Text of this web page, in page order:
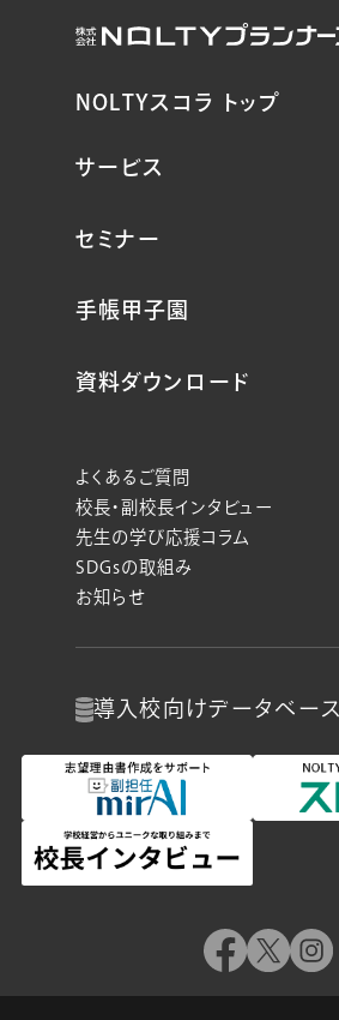
NOLTYスコラ トップ
サービス
セミナー
手帳甲子園
資料ダウンロード
よくあるご質問
校長・副校長インタビュー
先生の学び応援コラム
SDGsの取組み
お知らせ
導入校向けデータベース